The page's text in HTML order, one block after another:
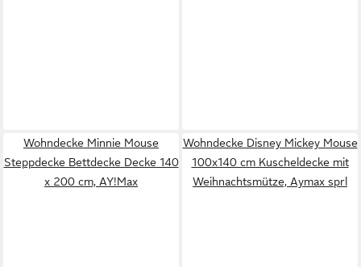
Wohndecke Minnie Mouse
Steppdecke Bettdecke Decke 140
x 200 cm, AY!Max
Wohndecke Disney Mickey Mouse
100x140 cm Kuscheldecke mit
Weihnachtsmütze, Aymax sprl